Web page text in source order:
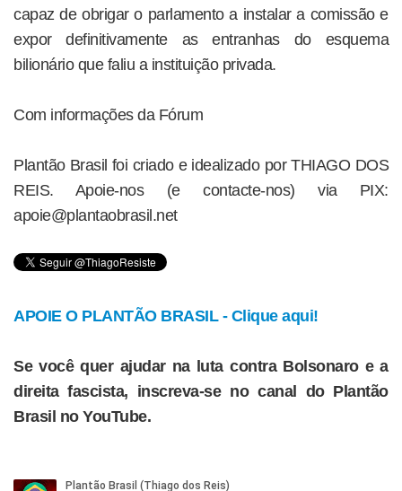
capaz de obrigar o parlamento a instalar a comissão e
expor definitivamente as entranhas do esquema
bilionário que faliu a instituição privada.
Com informações da Fórum
Plantão Brasil foi criado e idealizado por THIAGO DOS
REIS. Apoie-nos (e contacte-nos) via PIX:
apoie@plantaobrasil.net
APOIE O PLANTÃO BRASIL - Clique aqui!
Se você quer ajudar na luta contra Bolsonaro e a
direita fascista, inscreva-se no canal do Plantão
Brasil no YouTube.